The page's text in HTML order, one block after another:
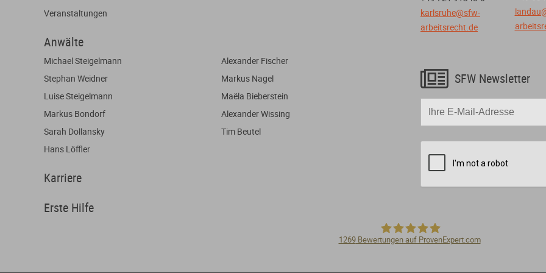
Veranstaltungen
Anwälte
Michael Steigelmann
Alexander Fischer
Stephan Weidner
Markus Nagel
Luise Steigelmann
Maëla Bieberstein
Markus Bondorf
Alexander Wissing
Sarah Dollansky
Tim Beutel
Hans Löffler
Karriere
Erste Hilfe
karlsruhe@sfw-
arbeitsrecht.de
 SFW Newsletter
1269Bewertungen auf ProvenExpert.com